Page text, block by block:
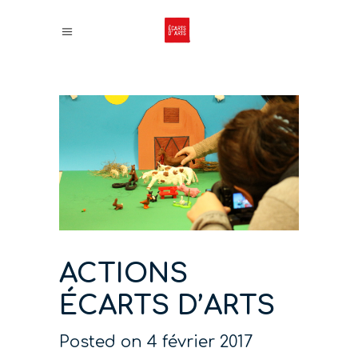
ACTIONS
ÉCARTS D’ARTS
Posted on 4 février 2017